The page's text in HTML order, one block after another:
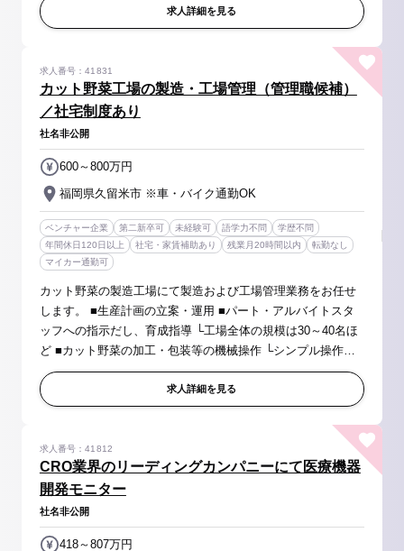
成長を続けて...
求人詳細を見る
カット野菜工場の製造・工場管理（管理職候補）
／社宅制度あり
求人番号：41831
社名非公開
福岡県久留米市 ※車・バイク通勤OK
600～800万円
ベンチャー企業 第二新卒可 未経験可 語学力不問
学歴不問
年間休日120日以上
社宅・家賃補助あり 残業月20時間以内
転勤なし
マイカー通勤可
カット野菜の製造工場にて製造および工場管理業務をお任せ
します。 ■生産計画の立案・運用 ■パート・アルバイトスタ
ッフへの指示だし、育成指導 └工場全体の規模は30～40名ほ
ど ■カット野菜の加工・包装等の機械操作 └シンプル操作な
ので手順通りに操作すればOKです！ ■商品の仕分け・出荷業
務 ■資材在庫管理 ...
求人詳細を見る
CRO業界のリーディングカンパニーにて医療機器
開発モニター
求人番号：41812
社名非公開
418～807万円